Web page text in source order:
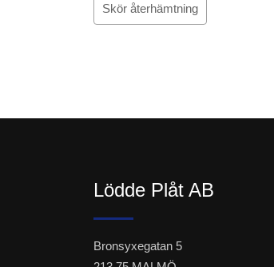
Skör återhämtning
Lödde Plåt AB
Bronsyxegatan 5